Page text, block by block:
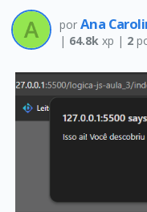
por Ana
| 64.8kxp | 2